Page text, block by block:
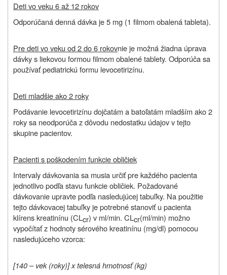
Deti vo veku 6 až 12 rokov
Odporúčaná denná dávka je 5 mg (1 filmom obalená tableta).
Pre deti vo veku od 2 do 6 rokovnie je možná žiadna úprava
dávky s liekovou formou filmom obalené tablety. Odporúča sa
používať pediatrickú formu levocetirizínu.
Deti mladšie ako 2 roky
Podávanie levocetirizínu dojčatám a batoľatám mladším ako 2
roky sa neodporúča z dôvodu nedostatku údajov v tejto
skupine pacientov.
Pacienti s poškodením funkcie obličiek
Intervaly dávkovania sa musia určiť pre každého pacienta
jednotlivo podľa stavu funkcie obličiek. Požadované
dávkovanie upravte podľa nasledujúcej tabuľky. Na použitie
tejto dávkovacej tabuľky je potrebné stanoviť u pacienta
klírens kreatinínu (CLcr) v ml/min. CLcr(ml/min) možno
vypočítať z hodnoty sérového kreatinínu (mg/dl) pomocou
nasledujúceho vzorca:
[140 – vek (roky)] x telesná hmotnosť (kg)